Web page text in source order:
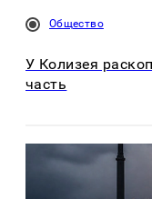
Общество
У Колизея
часть